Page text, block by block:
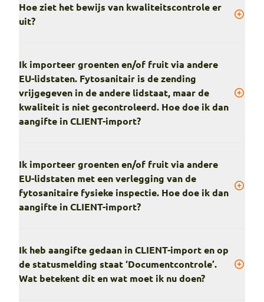
Hoe ziet het bewijs van kwaliteitscontrole er
uit?
Ik importeer groenten en/of fruit via andere
EU-lidstaten. Fytosanitair is de zending
vrijgegeven in de andere lidstaat, maar de
kwaliteit is niet gecontroleerd. Hoe doe ik dan
aangifte in CLIENT-import?
Ik importeer groenten en/of fruit via andere
EU-lidstaten met een verlegging van de
fytosanitaire fysieke inspectie. Hoe doe ik dan
aangifte in CLIENT-import?
Ik heb aangifte gedaan in CLIENT-import en op
de statusmelding staat ‘Documentcontrole’.
Wat betekent dit en wat moet ik nu doen?